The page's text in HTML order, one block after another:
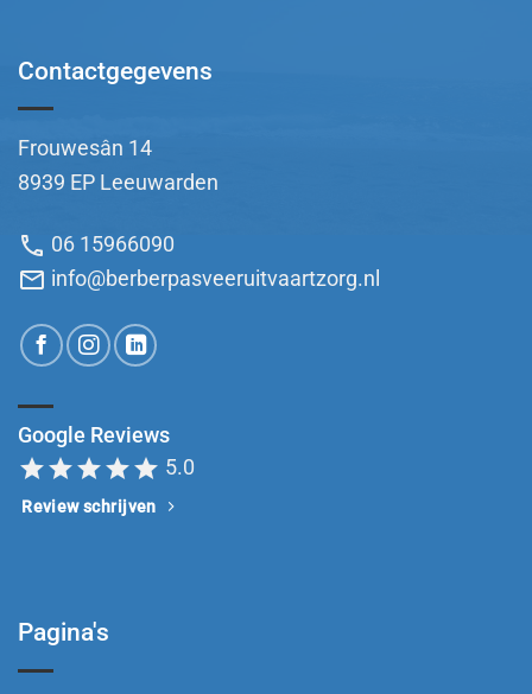
Contactgegevens
Frouwesân 14
8939 EP Leeuwarden
phone 06 15966090
mail info@berberpasveeruitvaartzorg.nl
Google Reviews
starstarstarstarstar 5.0
Review schrijven
Pagina's